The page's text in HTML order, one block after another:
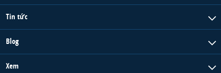
Tin tức
Blog
Xem